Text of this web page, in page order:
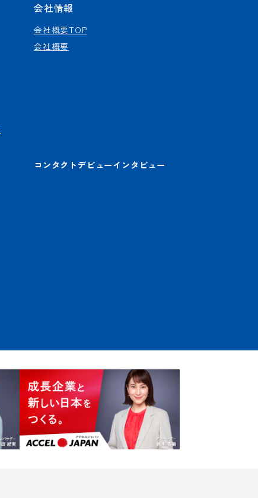
会社情報
会社概要TOP
会社概要
コンタクトデビューインタビュー